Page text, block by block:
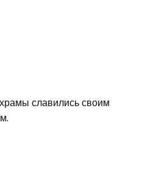
славились своим